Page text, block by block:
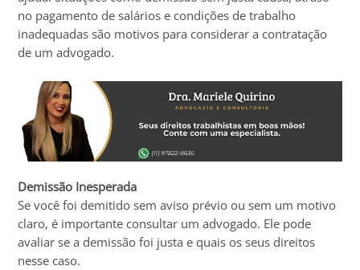
no pagamento de salários e condições de trabalho
inadequadas são motivos para considerar a contratação
de um advogado.
Demissão Inesperada
Se você foi demitido sem aviso prévio ou sem um motivo
claro, é importante consultar um advogado. Ele pode
avaliar se a demissão foi justa e quais os seus direitos
nesse caso.